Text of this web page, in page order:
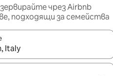
чрез Airbnb
подходящи за семейства
се покажат,